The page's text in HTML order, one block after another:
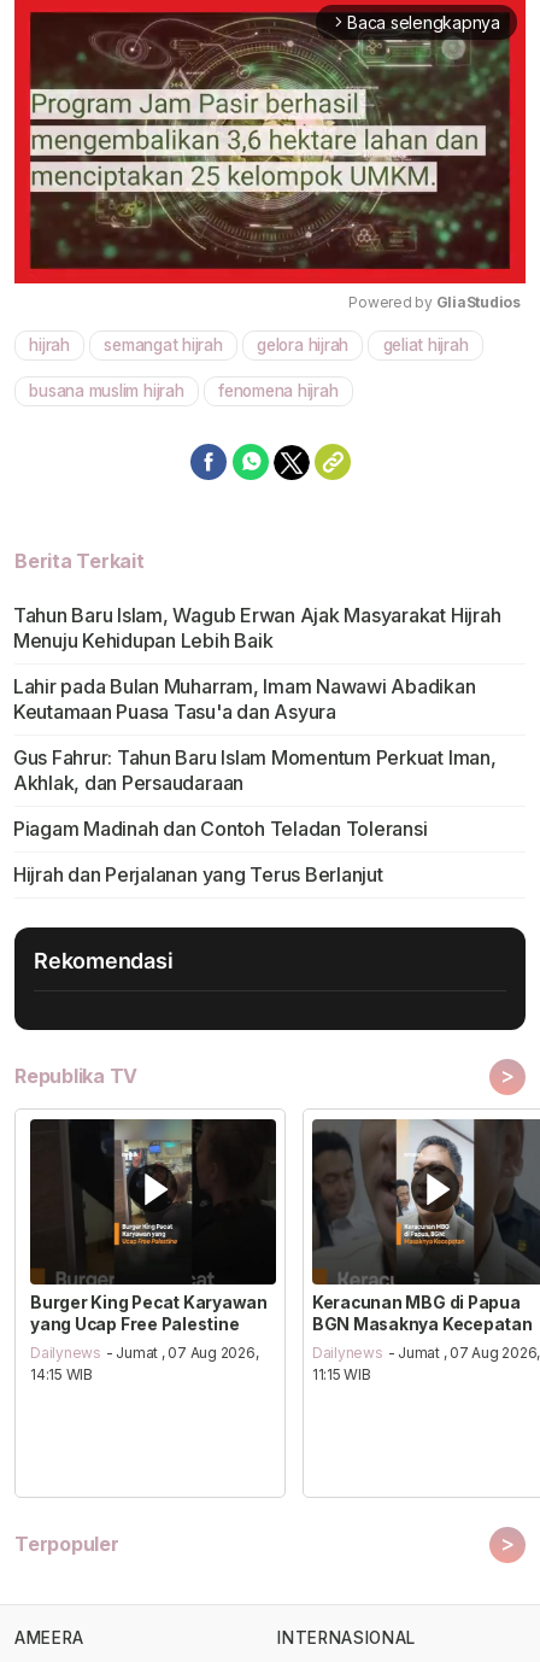
arrow_forward_ios Baca selengkapnya
Mute
Powered by GliaStudios
hijrah semangat hijrah gelora hijrah geliat hijrah
busana muslim hijrah fenomena hijrah
Berita Terkait
Tahun Baru Islam, Wagub Erwan Ajak Masyarakat Hijrah
Menuju Kehidupan Lebih Baik
Lahir pada Bulan Muharram, Imam Nawawi Abadikan
Keutamaan Puasa Tasu'a dan Asyura
Gus Fahrur: Tahun Baru Islam Momentum Perkuat Iman,
Akhlak, dan Persaudaraan
Piagam Madinah dan Contoh Teladan Toleransi
Hijrah dan Perjalanan yang Terus Berlanjut
Rekomendasi
Republika TV >
Burger King Pecat Karyawan
yang Ucap Free Palestine
Dailynews - Jumat , 07 Aug 2026,
14:15 WIB
Keracunan MBG di Papua
BGN Masaknya Kecepatan
Dailynews - Jumat , 07 Aug 2026,
11:15 WIB
Terpopuler >
AMEERA
INTERNASIONAL